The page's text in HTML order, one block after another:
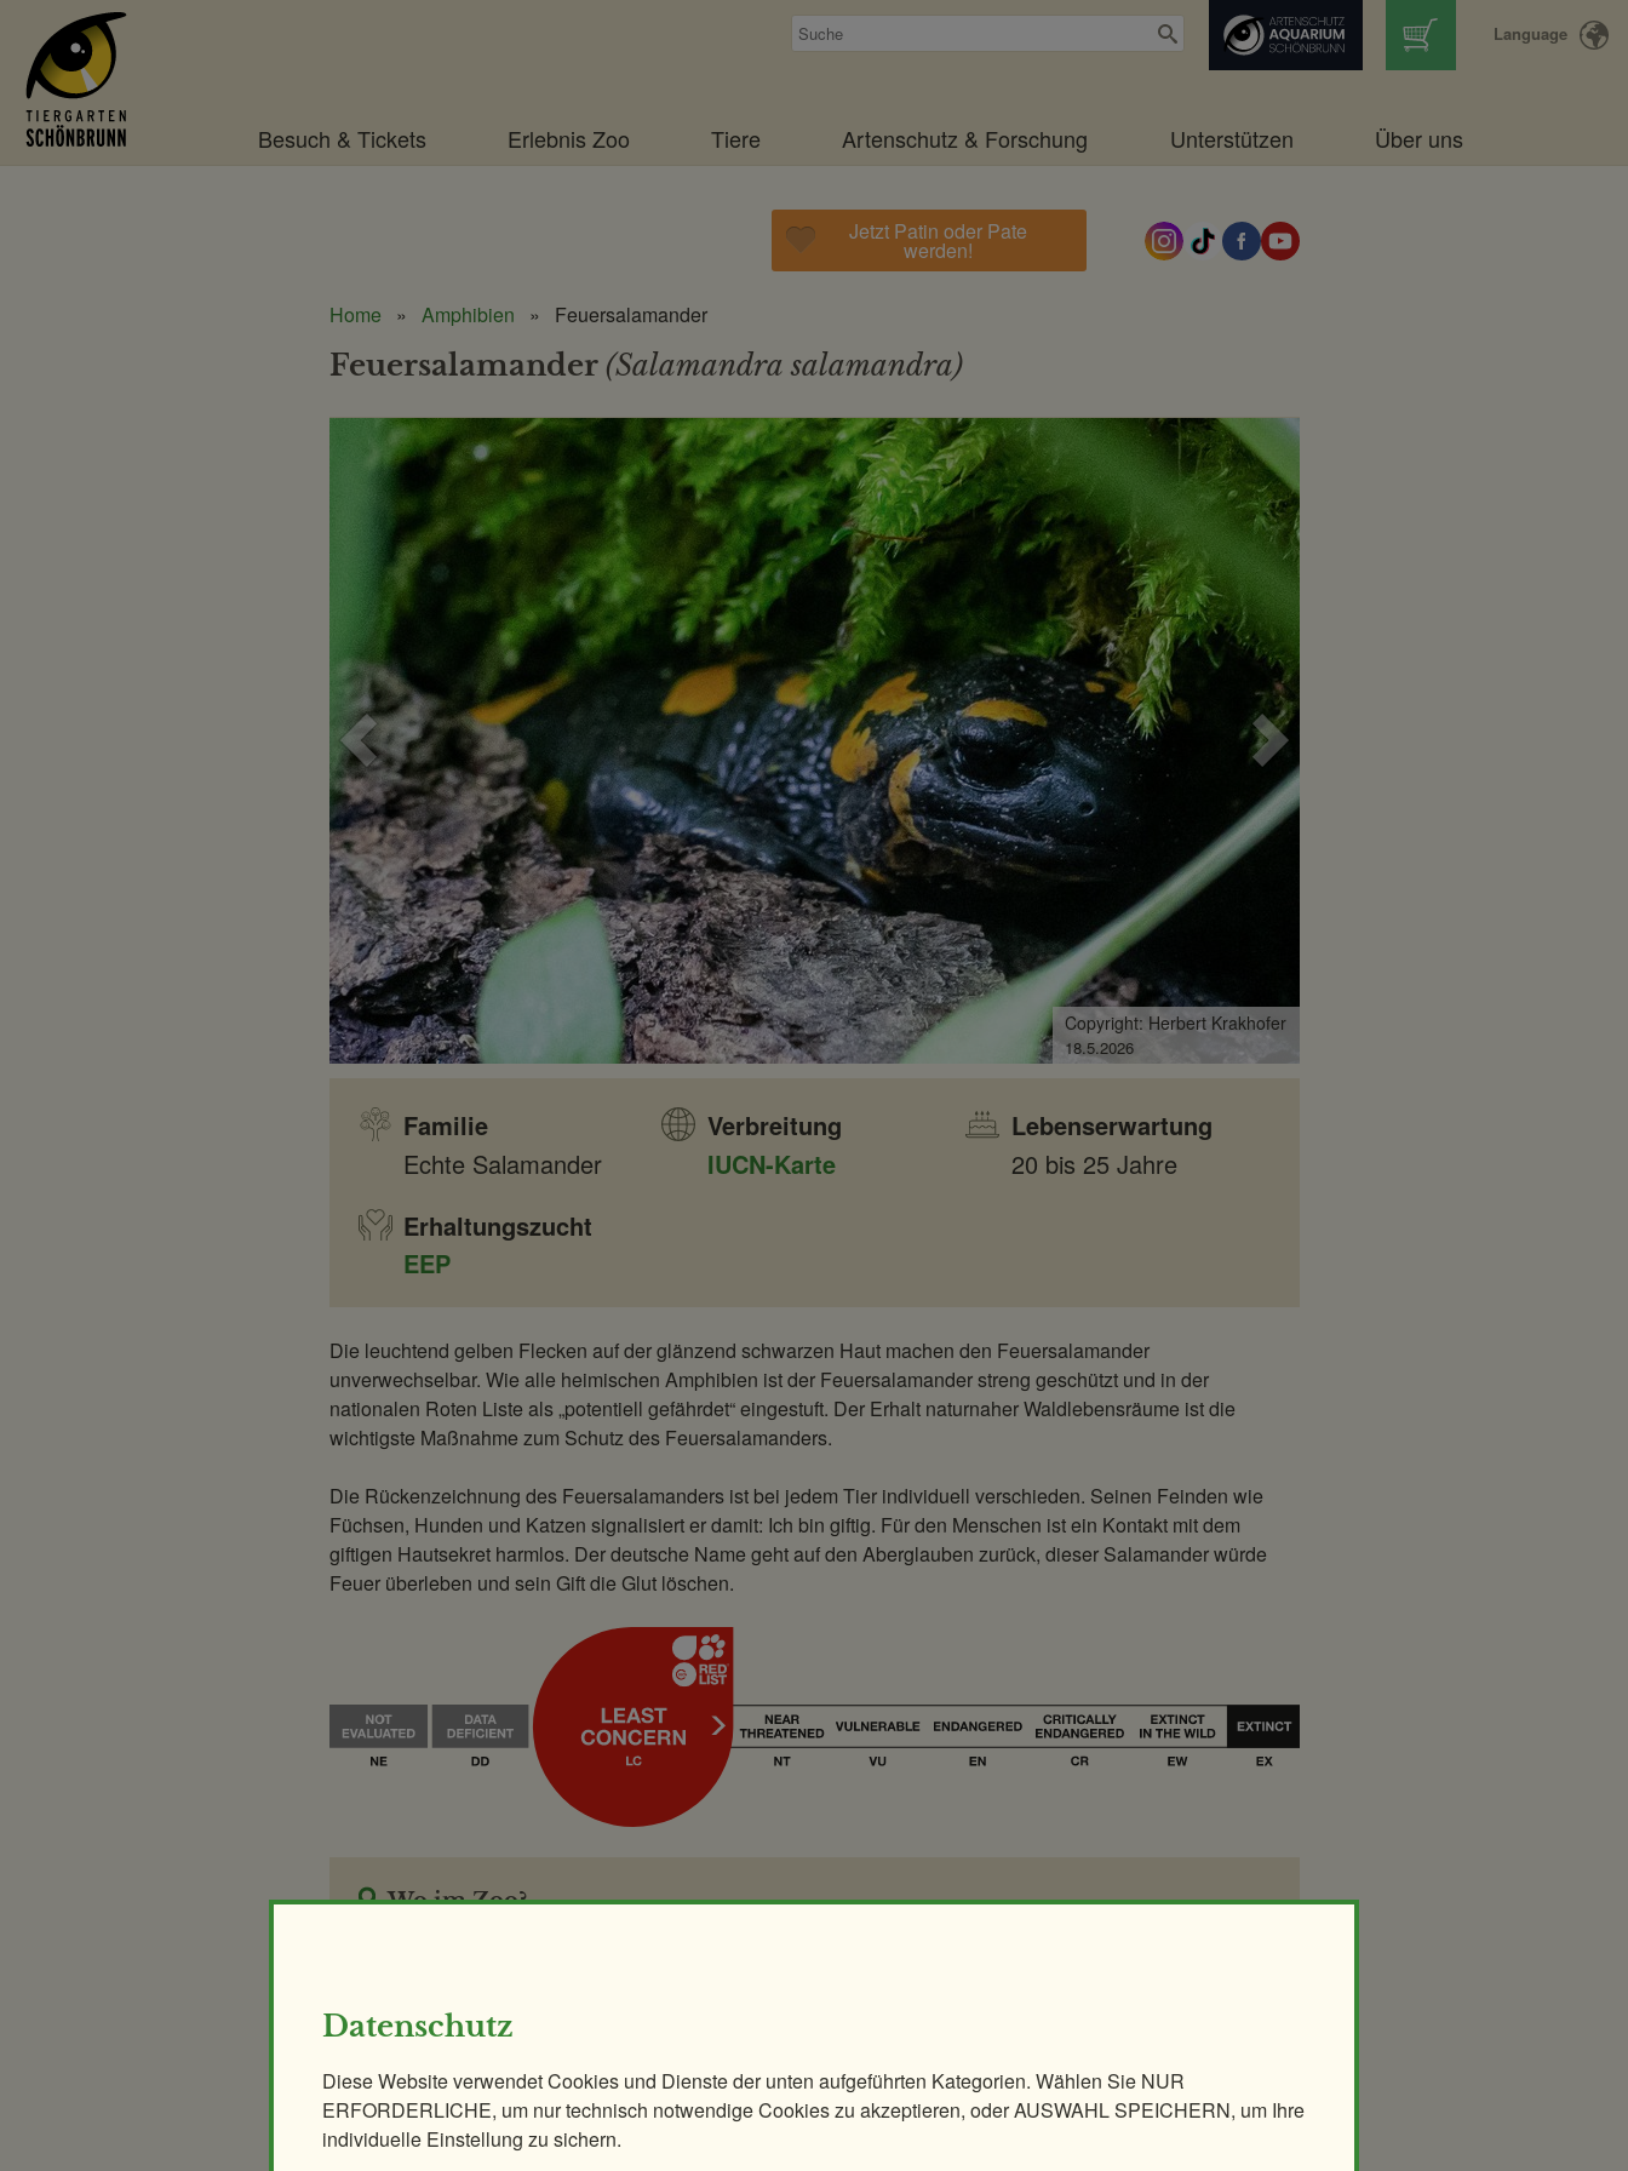
Language
Suchen
Besuch & Tickets Erlebnis Zoo Tiere Artenschutz & Forschung Unterstützen Über uns
Jetzt Patin oder Pate
werden!
Home Amphibien Feuersalamander
Feuersalamander (Salamandra salamandra)
Voriges
Bild
Nächstes
Bild
Copyright: Herbert Krakhofer
10.10.2024
Familie
Echte Salamander
Verbreitung
IUCN-Karte
Lebenserwartung
20 bis 25 Jahre
Erhaltungszucht
EEP
Die leuchtend gelben Flecken auf der glänzend schwarzen Haut machen den Feuersalamander
unverwechselbar. Wie alle heimischen Amphibien ist der Feuersalamander streng geschützt und in der
nationalen Roten Liste als „potentiell gefährdet“ eingestuft. Der Erhalt naturnaher Waldlebensräume ist die
wichtigste Maßnahme zum Schutz des Feuersalamanders.
Die Rückenzeichnung des Feuersalamanders ist bei jedem Tier individuell verschieden. Seinen Feinden wie
Füchsen, Hunden und Katzen signalisiert er damit: Ich bin giftig. Für den Menschen ist ein Kontakt mit dem
giftigen Hautsekret harmlos. Der deutsche Name geht auf den Aberglauben zurück, dieser Salamander würde
Feuer überleben und sein Gift die Glut löschen.
Wo im Zoo?
17.11.2015
Feuersalamander ist Lurch 2016
Datenschutz
Diese Website verwendet Cookies und Dienste der unten aufgeführten Kategorien. Wählen Sie NUR
ERFORDERLICHE, um nur technisch notwendige Cookies zu akzeptieren, oder AUSWAHL SPEICHERN, um Ihre
individuelle Einstellung zu sichern.